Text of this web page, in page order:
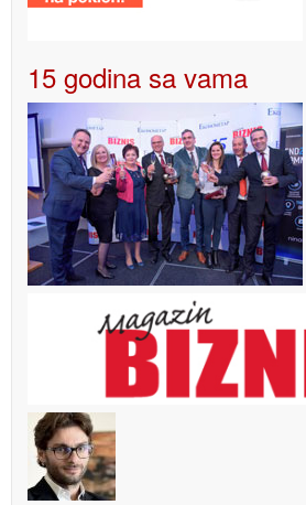
15 godina sa vama